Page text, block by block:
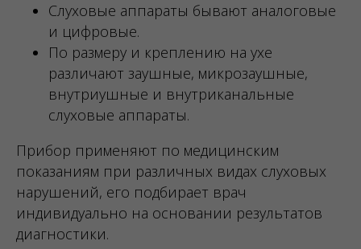
Слуховые аппараты бывают аналоговые
и цифровые.
По размеру и креплению на ухе
различают заушные, микрозаушные,
внутриушные и внутриканальные
слуховые аппараты.
Прибор применяют по медицинским
показаниям при различных видах слуховых
нарушений, его подбирает врач
индивидуально на основании результатов
диагностики.